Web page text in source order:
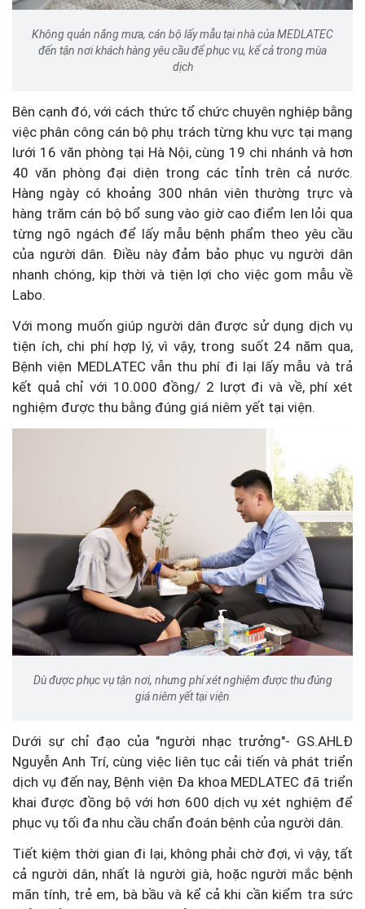
Không quản nắng mưa, cán bộ lấy mẫu tại nhà của MEDLATEC
đến tận nơi khách hàng yêu cầu để phục vụ, kể cả trong mùa
dịch
Bên cạnh đó, với cách thức tổ chức chuyên nghiệp bằng
việc phân công cán bộ phụ trách từng khu vực tại mạng
lưới 16 văn phòng tại Hà Nội, cùng 19 chi nhánh và hơn
40 văn phòng đại diện trong các tỉnh trên cả nước.
Hàng ngày có khoảng 300 nhân viên thường trực và
hàng trăm cán bộ bổ sung vào giờ cao điểm len lỏi qua
từng ngõ ngách để lấy mẫu bệnh phẩm theo yêu cầu
của người dân. Điều này đảm bảo phục vụ người dân
nhanh chóng, kịp thời và tiện lợi cho việc gom mẫu về
Labo.
Với mong muốn giúp người dân được sử dụng dịch vụ
tiện ích, chi phí hợp lý, vì vậy, trong suốt 24 năm qua,
Bệnh viện MEDLATEC vẫn thu phí đi lại lấy mẫu và trả
kết quả chỉ với 10.000 đồng/ 2 lượt đi và về, phí xét
nghiệm được thu bằng đúng giá niêm yết tại viện.
Dù được phục vụ tận nơi, nhưng phí xét nghiệm được thu đúng
giá niêm yết tại viện
Dưới sự chỉ đạo của "người nhạc trưởng"- GS.AHLĐ
Nguyễn Anh Trí, cùng việc liên tục cải tiến và phát triển
dịch vụ đến nay, Bệnh viện Đa khoa MEDLATEC đã triển
khai được đồng bộ với hơn 600 dịch vụ xét nghiệm để
phục vụ tối đa nhu cầu chẩn đoán bệnh của người dân.
Tiết kiệm thời gian đi lại, không phải chờ đợi, vì vậy, tất
cả người dân, nhất là người già, hoặc người mắc bệnh
mãn tính, trẻ em, bà bầu và kể cả khi cần kiểm tra sức